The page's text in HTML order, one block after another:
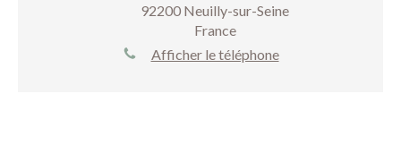
92200 Neuilly-sur-Seine
France
Afficher le téléphone